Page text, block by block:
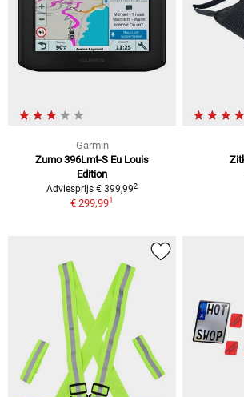
Garmin
Zumo 396Lmt-S Eu Louis
Edition
Adviesprijs € 399,992
€ 299,991